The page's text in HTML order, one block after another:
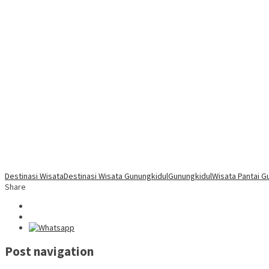
Destinasi WisataDestinasi Wisata GunungkidulGunungkidulWisata Pantai
Share
Post navigation